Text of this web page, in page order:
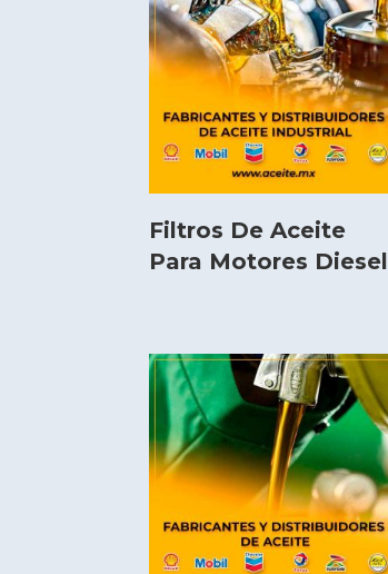
Filtros De Aceite
Para Motores Diesel